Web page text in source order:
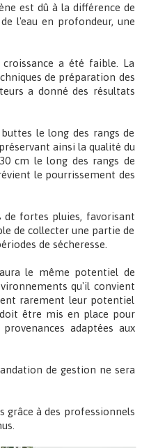
est dû à la différence de
l'eau en profondeur, une
a été faible. La
de préparation des
a donné des résultats
le long des rangs de
ainsi la qualité du
cm le long des rangs de
le pourrissement des
de fortes pluies, favorisant
de collecter une partie de
de sécheresse.
le même potentiel de
qu'il convient
rarement leur potentiel
être mis en place pour
adaptées aux
de gestion ne sera
grâce à des professionnels